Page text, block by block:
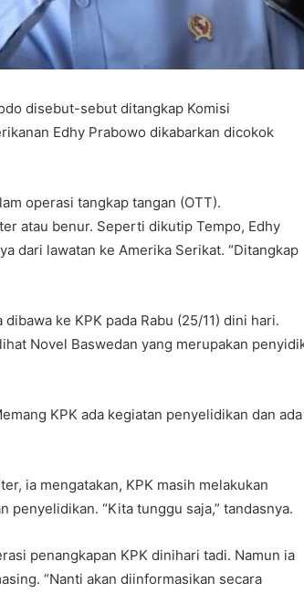
disebut-sebut ditangkap Komisi
Edhy Prabowo dikabarkan dicokok
operasi tangkap tangan (OTT).
atau benur. Seperti dikutip Tempo, Edhy
dari lawatan ke Amerika Serikat. “Ditangkap
ke KPK pada Rabu (25/11) dini hari.
Novel Baswedan yang merupakan
KPK ada kegiatan penyelidikan dan ada
ia mengatakan, KPK masih melakukan
penyelidikan. “Kita tunggu saja,” tandasnya.
penangkapan KPK dinihari tadi. Namun ia
“Nanti akan diinformasikan secara